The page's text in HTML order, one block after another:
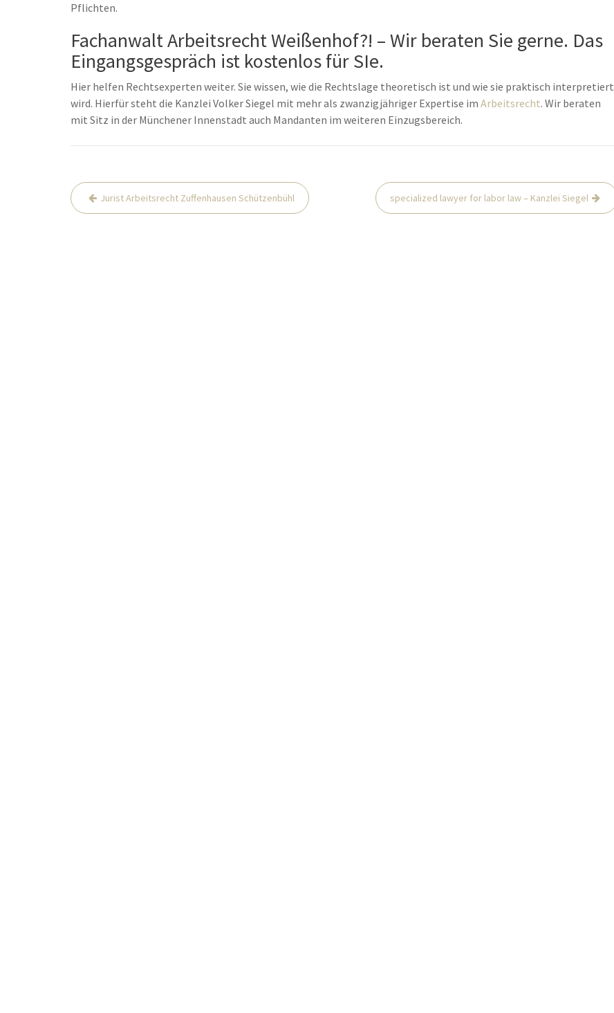
Pflichten.
Fachanwalt Arbeitsrecht Weißenhof?! – Wir beraten Sie gerne. Das
Eingangsgespräch ist kostenlos für SIe.
Hier helfen Rechtsexperten weiter. Sie wissen, wie die Rechtslage theoretisch ist und wie sie praktisch interpretiert
wird. Hierfür steht die Kanzlei Volker Siegel mit mehr als zwanzigjähriger Expertise im Arbeitsrecht. Wir beraten
mit Sitz in der Münchener Innenstadt auch Mandanten im weiteren Einzugsbereich.
Beitrags-
Navigation
Jurist Arbeitsrecht Zuffenhausen Schützenbühl specialized lawyer for labor law – Kanzlei Siegel